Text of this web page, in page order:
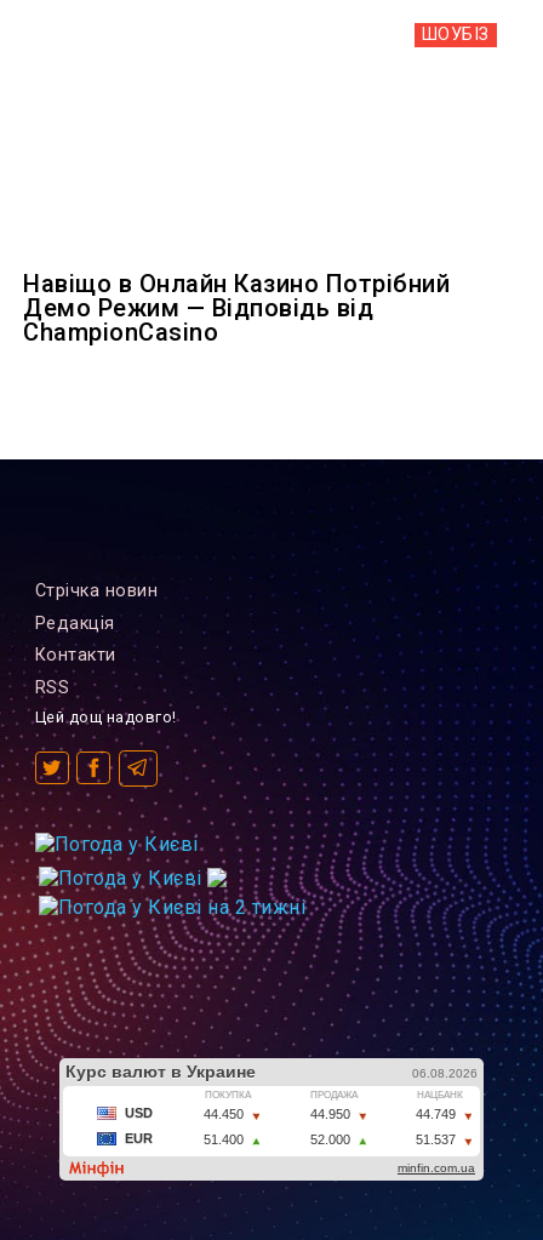
ШОУБIЗ
Навіщо в Онлайн Казино Потрібний
Демо Режим — Відповідь від
ChampionCasino
Стрiчка новин
Редакцiя
Контакти
RSS
Цей дощ надовго!